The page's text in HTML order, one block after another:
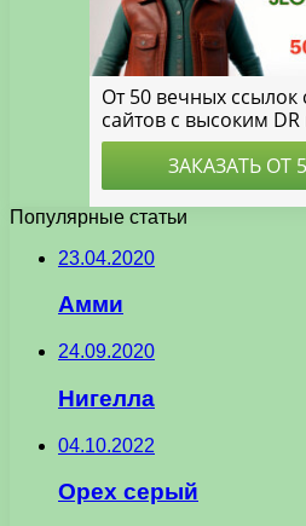
Популярные статьи
23.04.2020
Амми
24.09.2020
Нигелла
04.10.2022
Орех серый